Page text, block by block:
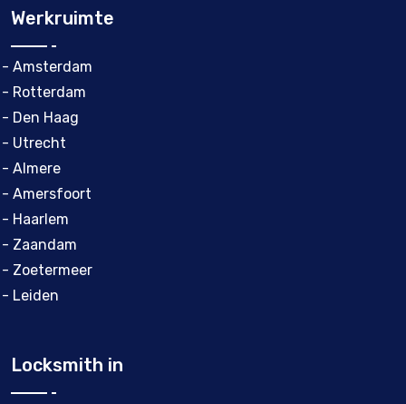
Werkruimte
- Amsterdam
- Rotterdam
- Den Haag
- Utrecht
- Almere
- Amersfoort
- Haarlem
- Zaandam
- Zoetermeer
- Leiden
Locksmith in